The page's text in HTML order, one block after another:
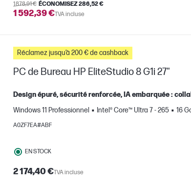
1 878,91 € ÉCONOMISEZ 286,52 €
1 592,39 €TVA incluse
Réclamez jusqu’à 200 € de cashback
PC de Bureau HP EliteStudio 8 G1i 27"
Design épuré, sécurité renforcée, IA embarquée :
Windows 11 Professionnel
Intel® Core™ Ultra 7 - 265 16
A0ZF7EA#ABF
EN STOCK
2 174,40 €TVA incluse